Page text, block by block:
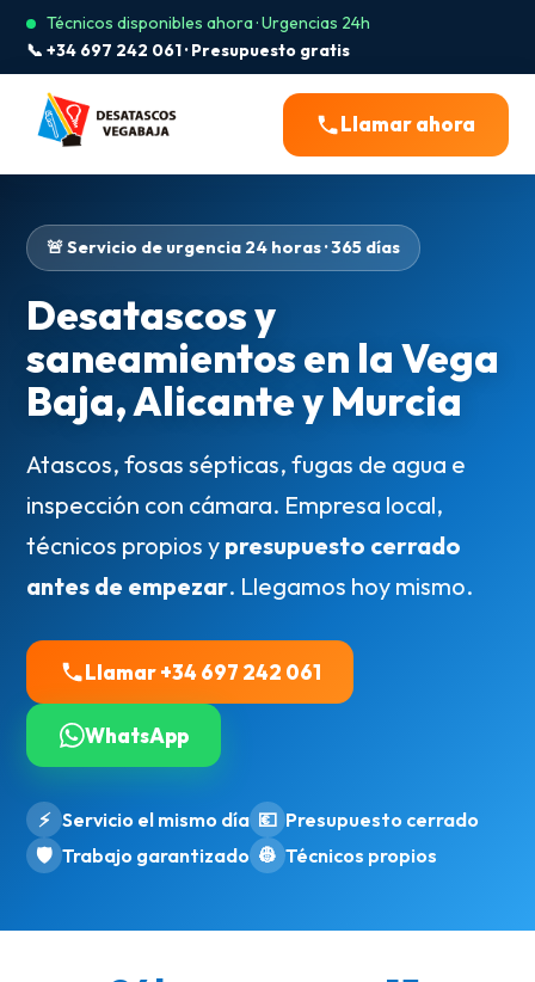
Técnicos disponibles ahora · Urgencias 24h
📞 +34 697 242 061 · Presupuesto gratis
Llamar ahora
🚨 Servicio de urgencia 24 horas · 365 días
Desatascos y
saneamientos en la Vega
Baja, Alicante y Murcia
Atascos, fosas sépticas, fugas de agua e
inspección con cámara. Empresa local,
técnicos propios y presupuesto cerrado
antes de empezar. Llegamos hoy mismo.
Llamar +34 697 242 061
WhatsApp
⚡ Servicio el mismo día 💶 Presupuesto cerrado
🛡️ Trabajo garantizado 👷 Técnicos propios